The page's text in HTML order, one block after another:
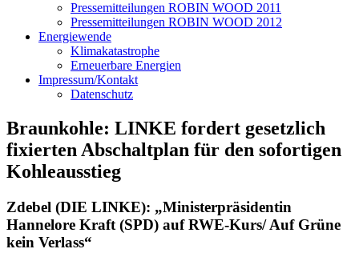
Pressemitteilungen ROBIN WOOD 2011
Pressemitteilungen ROBIN WOOD 2012
Energiewende
Klimakatastrophe
Erneuerbare Energien
Impressum/Kontakt
Datenschutz
Braunkohle: LINKE fordert gesetzlich
fixierten Abschaltplan für den sofortigen
Kohleausstieg
Zdebel (DIE LINKE): „Ministerpräsidentin
Hannelore Kraft (SPD) auf RWE-Kurs/ Auf Grüne
kein Verlass“